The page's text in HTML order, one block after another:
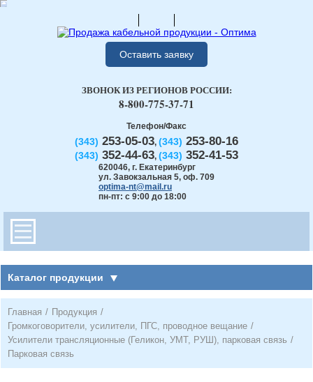
Оставить заявку
Телефон/Факс
(343) 253-05-03, (343) 253-80-16
(343) 352-44-63, (343) 352-41-53
620046, г. Екатеринбург
ул. Завокзальная 5, оф. 709
optima-nt@mail.ru
пн-пт: с 9:00 до 18:00
ЗВОНОК ИЗ РЕГИОНОВ РОССИИ:
8-800-775-37-71
Каталог продукции
Главная / Продукция /
Громкоговорители, усилители, ПГС, проводное вещание /
Усилители трансляционные (Геликон, УМТ, РУШ), парковая связь /
Парковая связь